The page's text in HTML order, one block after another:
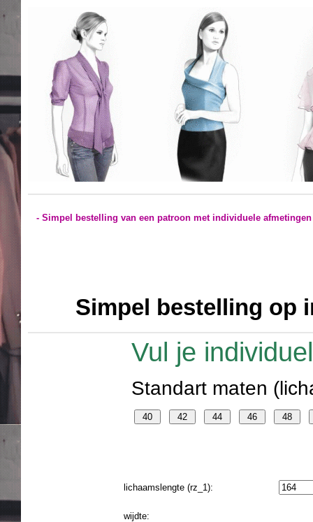
- Simpel bestelling van een patroon met individuele afmetingen
Simpel bestelling op
Vul je
Standart maten
lichaamslengte (rz_1):
wijdte: